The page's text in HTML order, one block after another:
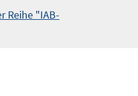
Reihe "IAB-